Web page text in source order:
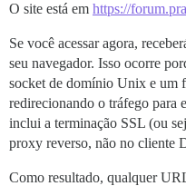
O site está em https://
Se você acessar agora,
seu navegador. Isso ocorre
socket de domínio Unix e um
redirecionando o tráfego para
inclui a terminação SSL (ou
proxy reverso, não no cliente
Como resultado, qualquer